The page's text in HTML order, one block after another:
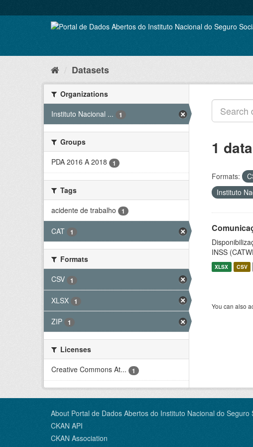
to
Datasets
Organizations
Instituto Nacional ...
1
Groups
PDA 2016 A 2018
1
Tags
acidente de trabalho
1
CAT 1
Formats
CSV
1
XLSX 1
ZIP 1
Licenses
Creative Commons At...
1
1
Formats:
Instituto
INSS
XLSX CSV
You can also
About Portal de Dados Abertos do Instituto Nacional do Seguro
CKAN API
CKAN Association